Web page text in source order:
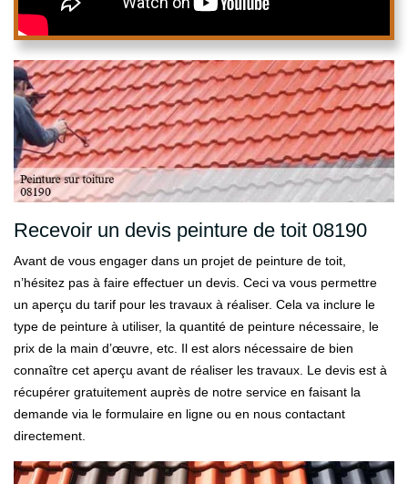
Recevoir un devis peinture de toit 08190
Avant de vous engager dans un projet de peinture de toit,
n’hésitez pas à faire effectuer un devis. Ceci va vous permettre
un aperçu du tarif pour les travaux à réaliser. Cela va inclure le
type de peinture à utiliser, la quantité de peinture nécessaire, le
prix de la main d’œuvre, etc. Il est alors nécessaire de bien
connaître cet aperçu avant de réaliser les travaux. Le devis est à
récupérer gratuitement auprès de notre service en faisant la
demande via le formulaire en ligne ou en nous contactant
directement.